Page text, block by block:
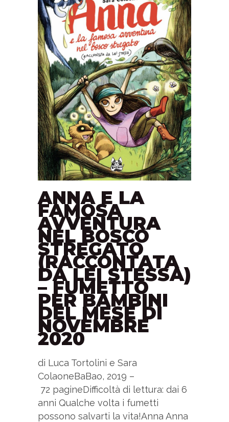
ANNA E LA
FAMOSA
AVVENTURA
NEL BOSCO
STREGATO
(RACCONTATA
DA LEI STESSA)
– FUMETTO
PER BAMBINI
DEL MESE DI
NOVEMBRE
2020
di Luca Tortolini e Sara
ColaoneBaBao, 2019 –
72 pagineDifficoltà di lettura: dai 6
anni Qualche volta i fumetti
possono salvarti la vita!Anna Anna